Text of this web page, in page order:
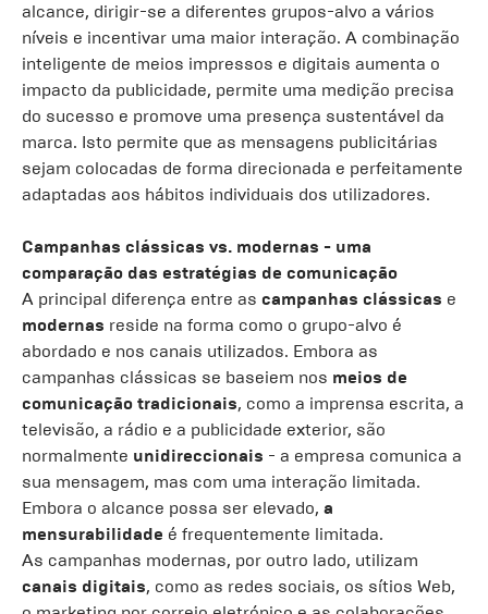
alcance, dirigir-se a diferentes grupos-alvo a vários
níveis e incentivar uma maior interação. A combinação
inteligente de meios impressos e digitais aumenta o
impacto da publicidade, permite uma medição precisa
do sucesso e promove uma presença sustentável da
marca. Isto permite que as mensagens publicitárias
sejam colocadas de forma direcionada e perfeitamente
adaptadas aos hábitos individuais dos utilizadores.
Campanhas clássicas vs. modernas - uma
comparação das estratégias de comunicação
A principal diferença entre as campanhas clássicas e
modernas reside na forma como o grupo-alvo é
abordado e nos canais utilizados. Embora as
campanhas clássicas se baseiem nos meios de
comunicação tradicionais, como a imprensa escrita, a
televisão, a rádio e a publicidade exterior, são
normalmente unidireccionais - a empresa comunica a
sua mensagem, mas com uma interação limitada.
Embora o alcance possa ser elevado, a
mensurabilidade é frequentemente limitada.
As campanhas modernas, por outro lado, utilizam
canais digitais, como as redes sociais, os sítios Web,